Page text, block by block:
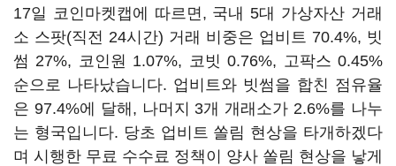
17일 코인마켓캡에 따르면, 국내 5대 가상자산 거래
소 스팟(직전 24시간) 거래 비중은 업비트 70.4%, 빗
썸 27%, 코인원 1.07%, 코빗 0.76%, 고팍스 0.45%
순으로 나타났습니다. 업비트와 빗썸을 합친 점유율
은 97.4%에 달해, 나머지 3개 개래소가 2.6%를 나누
는 형국입니다. 당초 업비트 쏠림 현상을 타개하겠다
며 시행한 무료 수수료 정책이 양사 쏠림 현상을 낳게